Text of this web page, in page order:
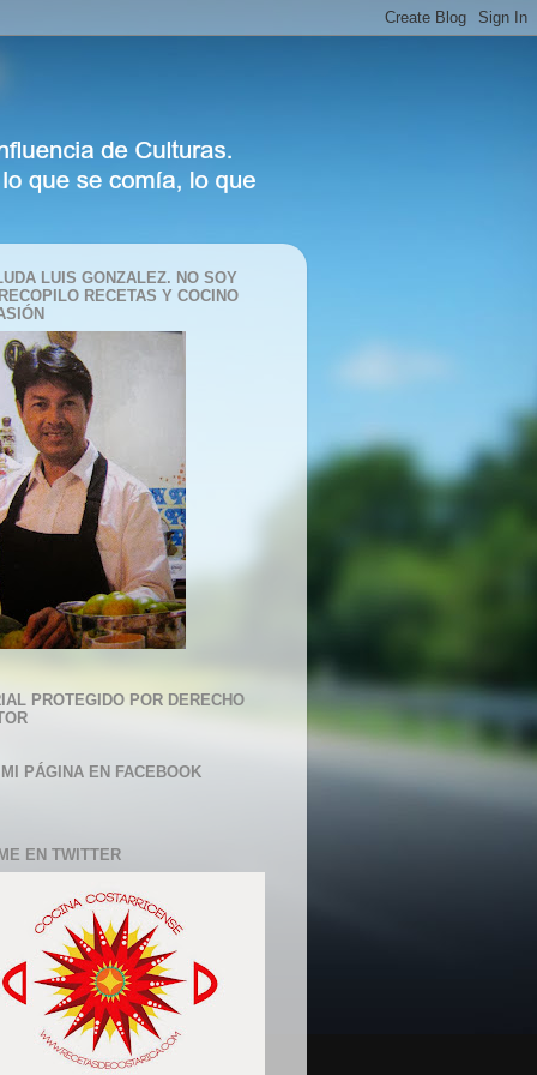
LUIS GONZALEZ. NO SOY
RECETAS Y COCINO
PROTEGIDO POR DERECHO
PÁGINA EN FACEBOOK
EN TWITTER